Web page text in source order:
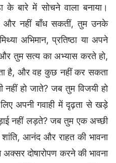
के बारे में सोचने वाला बनाया।
और नहीं बाँध सकतीं, तुम उनके
अभिमान, प्रतिष्ठा या अपने
और तुम सत्य का अभ्यास करते हो,
है, और वह कुछ नहीं कर सकता
हो जाते? जब तुम विजयी हो
अपनी गवाही में दृढ़ता से खड़े
नहीं लड़ते? जब तुम एक अच्छी
आनंद और राहत की भावना
दोषारोपण करने की भावना